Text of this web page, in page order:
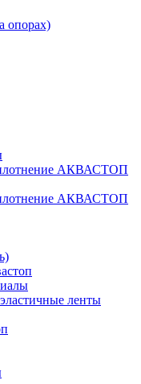
АКВАСТОП
АКВАСТОП
ленты